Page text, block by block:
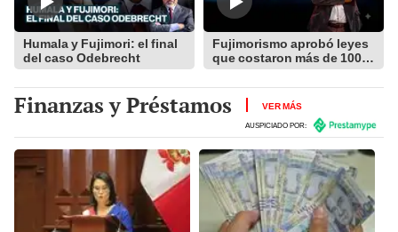
Humala y Fujimori: el final
del caso Odebrecht
Fujimorismo aprobó leyes
que costaron más de 100
mil millones
Finanzas y Préstamos VER MÁS
AUSPICIADO POR: